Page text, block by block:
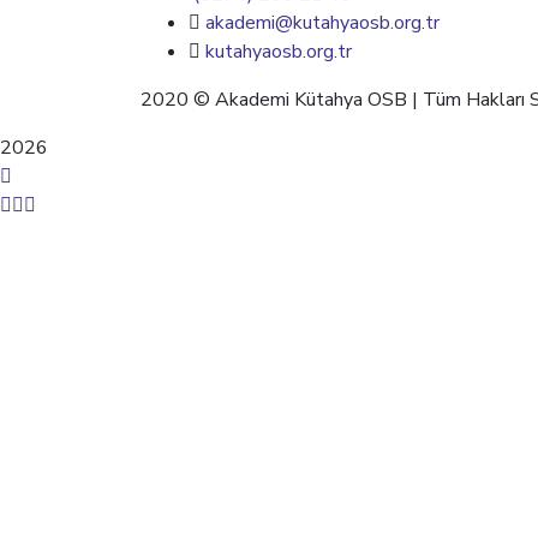
akademi@kutahyaosb.org.tr
kutahyaosb.org.tr
2020 © Akademi Kütahya OSB | Tüm Hakları
2026